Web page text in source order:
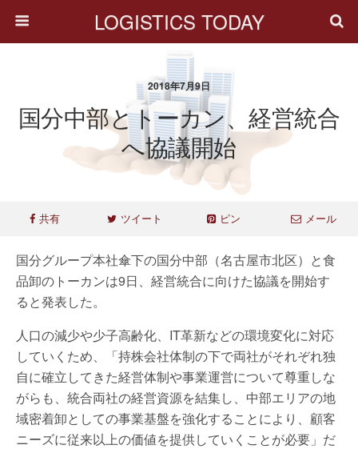
LOGISTICS TODAY
2018年7月9日
国分中部とトーカン、経営統合
へ協議開始
共有 ツイート ピン メール
国分グループ本社傘下の国分中部（名古屋市北区）と食
品卸のトーカンは9日、経営統合に向けた協議を開始す
ると発表した。
人口の減少や少子高齢化、IT革新などの環境変化に対応
していくため、「持株会社体制の下で両社がそれぞれ独
自に確立してきた経営体制や事業運営について尊重しな
がらも、統合両社の経営資源を結集し、中部エリアの地
域密着卸としての事業基盤を強化することにより、顧客
ニーズに従来以上の価値を提供していくことが必要」だ